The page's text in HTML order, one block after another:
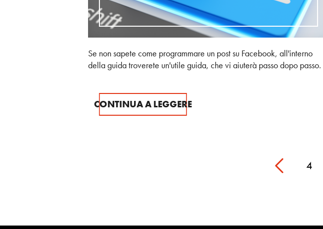
Se non sapete come programmare un post su Facebook, all'interno
della guida troverete un'utile guida, che vi aiuterà passo dopo passo.
CONTINUA A LEGGERE
4